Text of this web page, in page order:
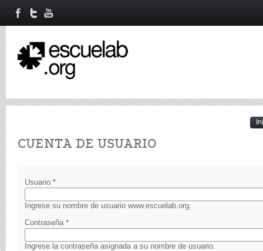
CUENTA DE USUARIO
Usuario *
Ingrese su nombre de usuario www.escuelab.org.
Contraseña *
Ingrese la contraseña asignada a su nombre de usuario.